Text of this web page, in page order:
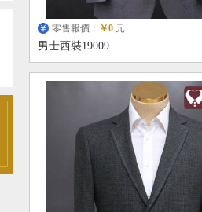
零售報價： ￥0 元
男士西裝19009